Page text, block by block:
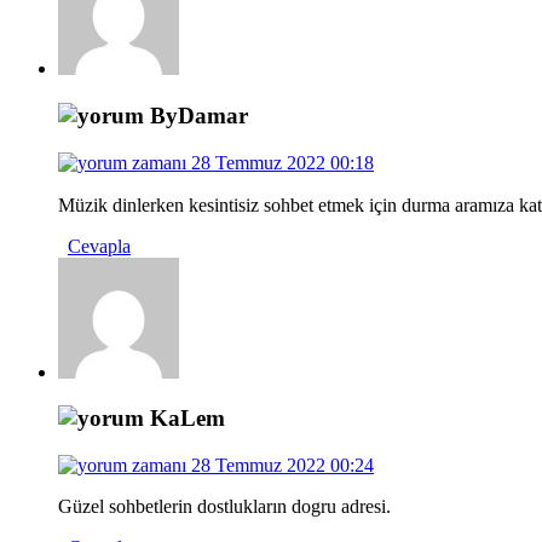
ByDamar
28 Temmuz 2022 00:18
Müzik dinlerken kesintisiz sohbet etmek için durma aramıza
Cevapla
KaLem
28 Temmuz 2022 00:24
Güzel sohbetlerin dostlukların dogru adresi.